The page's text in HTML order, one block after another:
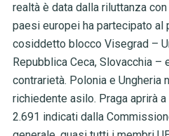
realtà è data dalla riluttanza
paesi europei ha partecipato al
cosiddetto blocco Visegrad –
Repubblica Ceca, Slovacchia –
contrarietà. Polonia e Ungheria
richiedente asilo. Praga aprirà
2.691 indicati dalla